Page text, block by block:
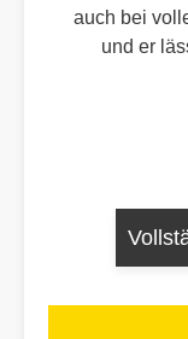
auch bei
und er